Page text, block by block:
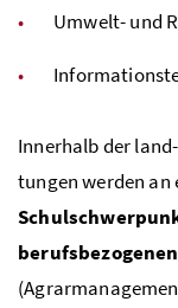
Umwelt- und
Innerhalb der
tungen werden an